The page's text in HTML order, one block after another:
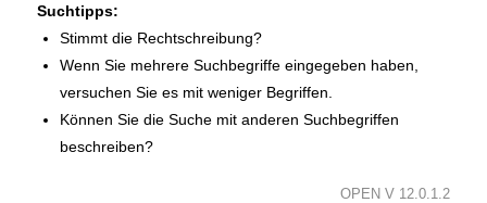
Suchtipps:
Stimmt die Rechtschreibung?
Wenn Sie mehrere Suchbegriffe eingegeben haben,
versuchen Sie es mit weniger Begriffen.
Können Sie die Suche mit anderen Suchbegriffen
beschreiben?
OPEN V 12.0.1.2